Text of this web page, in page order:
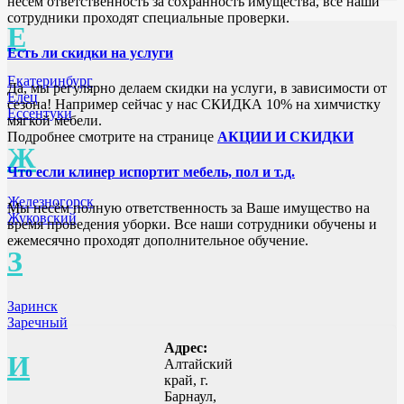
Е
Екатеринбург
Елец
Ессентуки
Ж
Железногорск
Жуковский
З
Заринск
Заречный
И
сотрудники проходят специальные проверки.
Есть ли скидки на услуги
Да, мы регулярно делаем скидки на услуги, в зависимости от
сезона! Например сейчас у нас СКИДКА 10% на химчистку
мягкой мебели.
Подробнее смотрите на странице АКЦИИ И СКИДКИ
Что если клинер испортит мебель, пол и т.д.
Мы несём полную ответственность за Ваше имущество на
время проведения уборки. Все наши сотрудники обучены и
ежемесячно проходят дополнительное обучение.
Адрес:
Алтайский
край, г.
Барнаул,